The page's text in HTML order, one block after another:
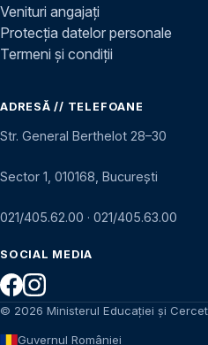
Venituri angajați
Protecția datelor personale
Termeni și condiții
ADRESĂ // TELEFOANE
Str. General Berthelot 28–30
Sector 1, 010168, București
021/405.62.00 · 021/405.63.00
SOCIAL MEDIA
© 2026 Ministerul Educației și
Guvernul României